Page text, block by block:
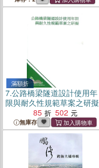
滿額折
7.公路橋梁隧道設計使用年
限與耐久性規範草案之研擬
85
502
無庫存